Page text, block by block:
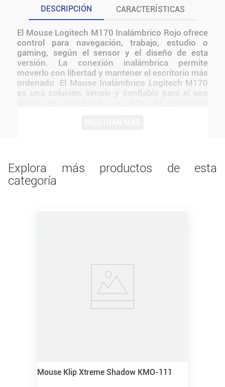
DESCRIPCIÓN CARACTERÍSTICAS
El Mouse Logitech M170 Inalámbrico Rojo ofrece
control para navegación, trabajo, estudio o
gaming, según el sensor y el diseño de esta
versión. La conexión inalámbrica permite
moverlo con libertad y mantener el escritorio más
ordenado. El Mouse Inalámbrico Logitech M170
es una solución simple y confiable para el uso
Explora más productos de esta
categoría
Mouse Klip Xtreme Shadow KMO-111